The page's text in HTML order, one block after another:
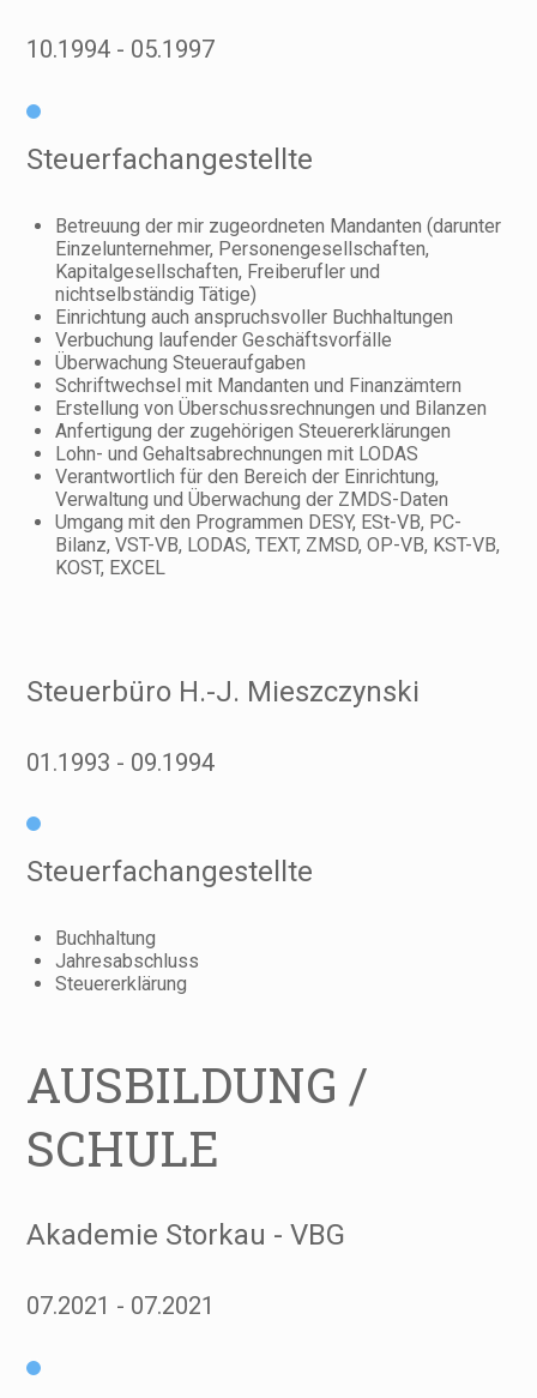
10.1994 05.1997
Steuerfachangestellte
Betreuung der mir zugeordneten Mandanten (darunter
Einzelunternehmer, Personengesellschaften,
Kapitalgesellschaften, Freiberufler und
nichtselbständig Tätige)
Einrichtung auch anspruchsvoller Buchhaltungen
Verbuchung laufender Geschäftsvorfälle
Überwachung Steueraufgaben
Schriftwechsel mit Mandanten und Finanzämtern
Erstellung von Überschussrechnungen und Bilanzen
Anfertigung der zugehörigen Steuererklärungen
Lohn- und Gehaltsabrechnungen mit LODAS
Verantwortlich für den Bereich der Einrichtung,
Verwaltung und Überwachung der ZMDS-Daten
Umgang mit den Programmen DESY, ESt-VB, PC-
Bilanz, VST-VB, LODAS, TEXT, ZMSD, OP-VB, KST-VB,
KOST, EXCEL
Steuerbüro H.-J. Mieszczynski
01.1993 09.1994
Steuerfachangestellte
Buchhaltung
Jahresabschluss
Steuererklärung
AUSBILDUNG /
SCHULE
Akademie Storkau - VBG
07.2021 07.2021